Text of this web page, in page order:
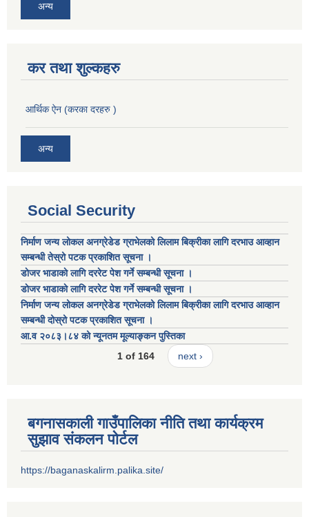
अन्य
कर तथा शुल्कहरु
आर्थिक ऐन (करका दरहरु )
अन्य
Social Security
निर्माण जन्य लोकल अनग्रेडेड ग्राभेलको लिलाम बिक्रीका लागि दरभाउ आव्हान
सम्बन्धी तेस्रो पटक प्रकाशित सूचना ।
डाेजर भाडाकाे लागि दररेट पेश गर्ने सम्बन्धी सूचना ।
डाेजर भाडाकाे लागि दररेट पेश गर्ने सम्बन्धी सूचना ।
निर्माण जन्य लोकल अनग्रेडेड ग्राभेलको लिलाम बिक्रीका लागि दरभाउ आव्हान
सम्बन्धी दोस्रो पटक प्रकाशित सूचना ।
आ.व २०८३।८४ को न्यूनतम मूल्याङ्कन पुस्तिका
1 of 164
next ›
बगनासकाली गाउँपालिका नीति तथा कार्यक्रम
सुझाव संकलन पोर्टल
https://baganaskalirm.palika.site/